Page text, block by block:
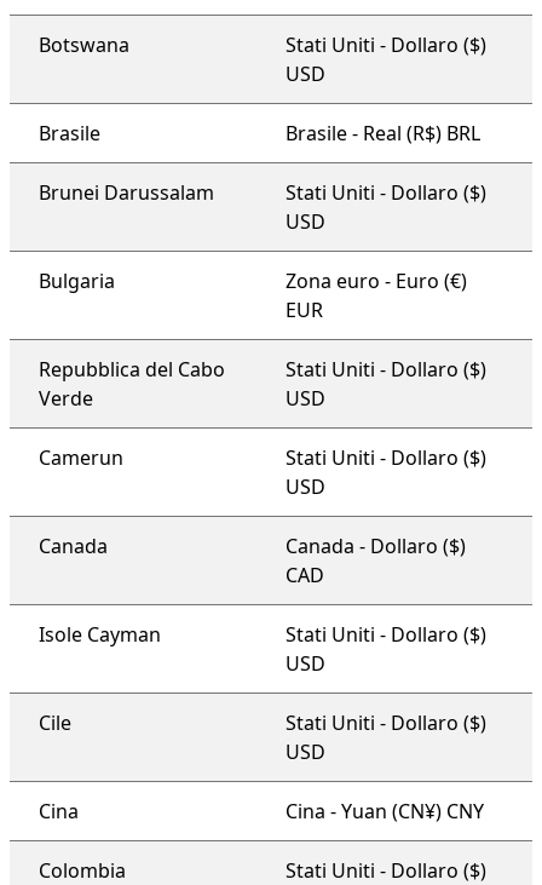
Botswana
Stati Uniti - Dollaro ($)
USD
Brasile Brasile - Real (R$) BRL
Brunei Darussalam
Stati Uniti - Dollaro ($)
USD
Bulgaria
Zona euro - Euro (€)
EUR
Repubblica del Cabo
Verde
Stati Uniti - Dollaro ($)
USD
Camerun
Stati Uniti - Dollaro ($)
USD
Canada
Canada - Dollaro ($)
CAD
Isole Cayman
Stati Uniti - Dollaro ($)
USD
Cile
Stati Uniti - Dollaro ($)
USD
Cina Cina - Yuan (CN¥) CNY
Colombia
Stati Uniti - Dollaro ($)